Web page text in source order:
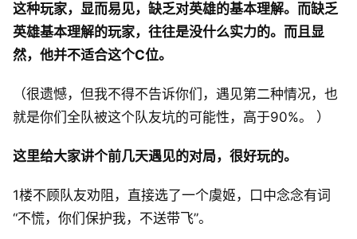
这种玩家，显而易见，缺乏对英雄的基本理解。而缺乏
英雄基本理解的玩家，往往是没什么实力的。而且显
然，他并不适合这个C位。
（很遗憾，但我不得不告诉你们，遇见第二种情况，也
就是你们全队被这个队友坑的可能性，高于90%。 ）
这里给大家讲个前几天遇见的对局，很好玩的。
1楼不顾队友劝阻，直接选了一个虞姬，口中念念有词
“不慌，你们保护我，不送带飞”。